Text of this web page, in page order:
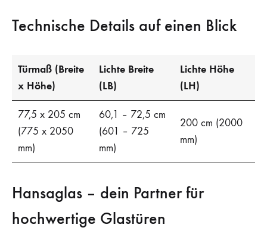
Technische Details auf einen Blick
Türmaß (Breite
x Höhe)
Lichte Breite
(LB)
Lichte Höhe
(LH)
77,5 x 205 cm
(775 x 2050
mm)
60,1 – 72,5 cm
(601 – 725
mm)
200 cm (2000
mm)
Hansaglas – dein Partner für
hochwertige Glastüren